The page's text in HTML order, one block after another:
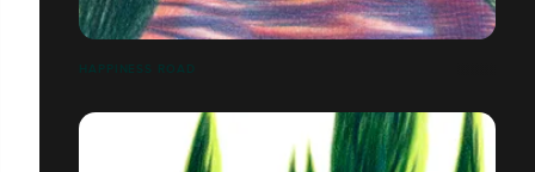
HAPPINESS ROAD